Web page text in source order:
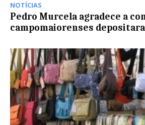
NOTÍCIAS
Pedro Murcela agradece a
campomaiorenses